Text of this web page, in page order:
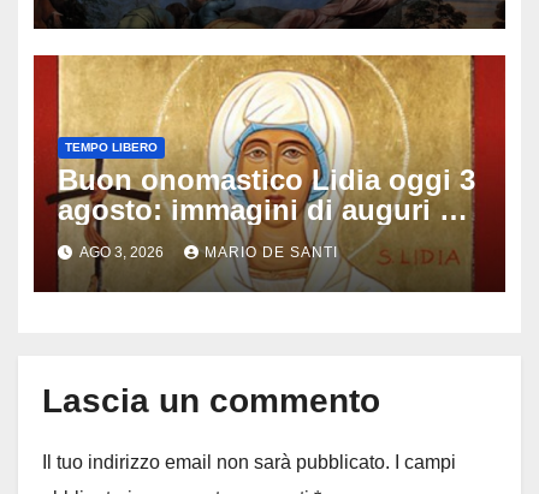
TEMPO LIBERO
Buon onomastico Lidia oggi 3
agosto: immagini di auguri da
condividere
AGO 3, 2026 MARIO DE SANTI
Lascia un commento
Il tuo indirizzo email non sarà pubblicato.
I campi